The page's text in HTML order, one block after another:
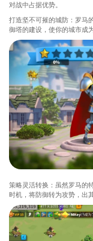
对战中占据优势。
打造坚不可摧的城防：罗马
御塔的建设，使你的城市成
策略灵活转换：虽然罗马的
时机，将防御转为攻势，出